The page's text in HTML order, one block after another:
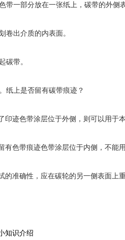
一部分放在一张纸上，碳带的外侧
出介质的内表面。
带。
上是否留有碳带痕迹？
迹色带涂层位于外侧，则可以用于
色带痕迹色带涂层位于内侧，不能
准确性，应在碳轮的另一侧表面上
识介绍